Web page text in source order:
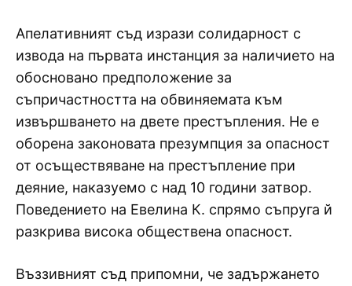
Апелативният съд изрази солидарност с
извода на първата инстанция за наличието на
обосновано предположение за
съпричастността на обвиняемата към
извършването на двете престъпления. Не е
оборена законовата презумпция за опасност
от осъществяване на престъпление при
деяние, наказуемо с над 10 години затвор.
Поведението на Евелина К. спрямо съпруга й
разкрива висока обществена опасност.
Въззивният съд припомни, че задържането